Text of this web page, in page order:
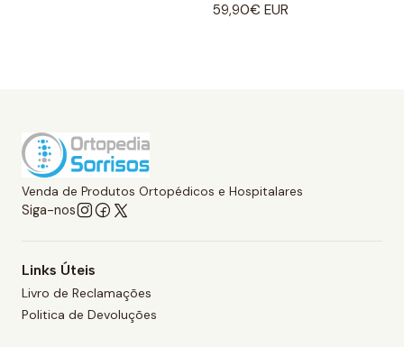
59,90€ EUR
Venda de Produtos Ortopédicos e Hospitalares
Siga-nos
Links Úteis
Livro de Reclamações
Politica de Devoluções